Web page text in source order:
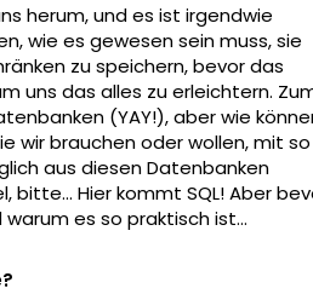
herum, und es ist irgendwie
wie es gewesen sein muss, sie
zu speichern, bevor das
uns das alles zu erleichtern.
(YAY!), aber wie
wir brauchen oder wollen, mit so
aus diesen Datenbanken
bitte... Hier kommt SQL! Aber
warum es so praktisch ist...